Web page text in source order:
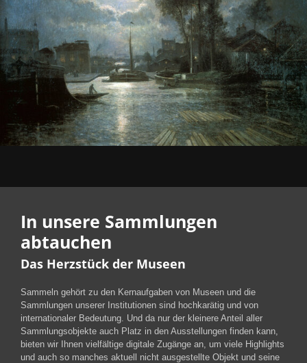
In unsere Sammlungen
abtauchen
Das Herzstück der Museen
Sammeln gehört zu den Kernaufgaben von Museen und die
Sammlungen unserer Institutionen sind hochkarätig und von
internationaler Bedeutung. Und da nur der kleinere Anteil aller
Sammlungsobjekte auch Platz in den Ausstellungen finden kann,
bieten wir Ihnen vielfältige digitale Zugänge an, um viele Highlights
und auch so manches aktuell nicht ausgestellte Objekt und seine